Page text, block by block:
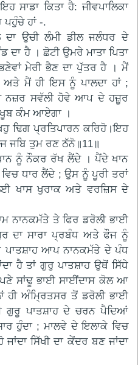
ਸਾਡਾ ਕਿਤਾ ਹੈ: ਜੀਵਪਾਲਿਕਾ
ਹਾਂ -.
ਉਚੀ ਲੰਮੀ ਡੀਲ ਜਲੰਧਰ ਦੇ
ਹੈ । ਛੋਟੀ ਉਮਰੇ ਮਾਤਾ ਪਿਤਾ
ਮੇਰੀ ਭੈਣ ਦਾ ਪੁੱਤਰ ਹੈ । ਮੈਂ
ਮੈਂ ਹੀ ਇਸ ਨੂੰ ਪਾਲਦਾ ਹਾਂ ;
ਨਜ਼ਰ ਸਵੱਲੀ ਹੋਵੇ ਆਪ ਦੇ ਹਜ਼ੂਰ
ਕੰਮ ਆਏਗਾ ।
ਢਿਗ ਪ੍ਰਤਿਪਾਰਨ ਕਰਿਹੋ।ਇਹ
ਜਬਿ ਤੁਮ ਰਣ ਠੱਨੋ॥11॥
ਨੂੰ ਨੌਕਰ ਰੱਖ ਲੈਂਦੇ । ਪੈਂਦੇ ਖਾਨ
ਧਾਰ ਲੈਂਦੇ ; ਉਸ ਨੂੰ ਪੂਰੀ ਤਰਾਂ
ਖਾਸ ਖੁਰਾਕ ਅਤੇ ਵਰਜ਼ਿਸ ਦੇ
ਨਾਨਕਮੱਤੇ ਤੇ ਫਿਰ ਡਰੋਲੀ ਭਾਈ
ਦਾ ਸਾਰਾ ਪ੍ਰਬੰਧ ਅਤੇ ਫੌਜ ਨੂੰ
ਪਾਤਸ਼ਾਹ ਆਪ ਨਾਨਕਮੱਤੇ ਦੇ ਪੰਧ
ਹੈ ਤਾਂ ਗੁਰੁ ਪਾਤਸ਼ਾਹ ਉਥੋਂ ਸਿੱਧੇ
ਸਾਂਢੂ ਭਾਈ ਸਾਈਂਦਾਸ ਕੋਲ ਆ
ਹੀ ਅੰਮ੍ਰਿਤਸਰ ਤੋਂ ਡਰੋਲੀ ਭਾਈ
ਗੁਰੂ ਪਾਤਸ਼ਾਹ ਦੇ ਚਰਨ ਪੈਦਿਆਂ
ਹੁੰਦਾ ; ਮਾਲਵੇ ਦੇ ਇਲਾਕੇ ਵਿਚ
ਸਿੱਖੀ ਦਾ ਕੇਂਦਰ ਬਣ ਜਾਂਦਾ